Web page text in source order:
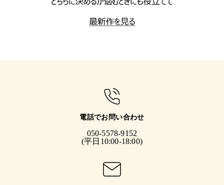
電話でお問い合わせ
050-5578-9152
(平日10:00-18:00)